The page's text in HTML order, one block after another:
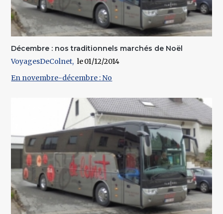
Décembre : nos traditionnels marchés de Noël
VoyagesDeColnet
01/12/2014
En novembre-décembre : No